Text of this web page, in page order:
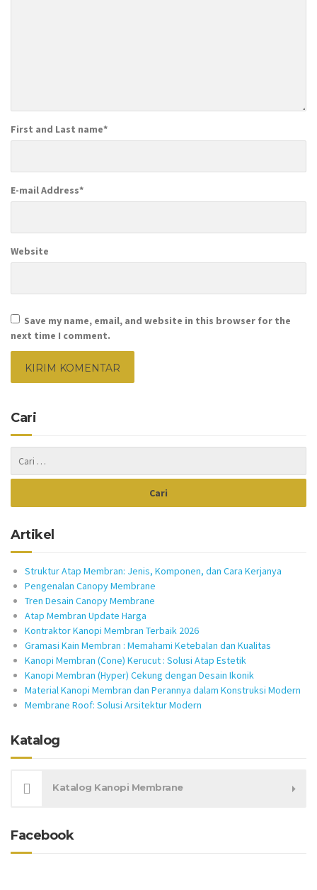
First and Last name*
E-mail Address*
Website
Save my name, email, and website in this browser for the
next time I comment.
Cari
Artikel
Struktur Atap Membran: Jenis, Komponen, dan Cara Kerjanya
Pengenalan Canopy Membrane
Tren Desain Canopy Membrane
Atap Membran Update Harga
Kontraktor Kanopi Membran Terbaik 2026
Gramasi Kain Membran : Memahami Ketebalan dan Kualitas
Kanopi Membran (Cone) Kerucut : Solusi Atap Estetik
Kanopi Membran (Hyper) Cekung dengan Desain Ikonik
Material Kanopi Membran dan Perannya dalam Konstruksi Modern
Membrane Roof: Solusi Arsitektur Modern
Katalog
Katalog Kanopi Membrane
Facebook